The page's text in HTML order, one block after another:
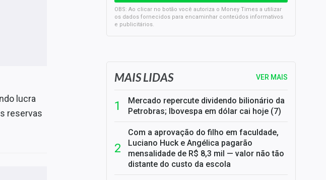
lucra
reservas
OBS: Ao clicar no botão você autoriza o Money Times a utilizar
os dados fornecidos para encaminhar conteúdos informativos
e publicitários.
SELIC em 14%: A repercussão da decisão sobre os JUROS
MAIS LIDAS VER MAIS
Mercado repercute dividendo bilionário da
Petrobras; Ibovespa em dólar cai hoje (7)
Com a aprovação do filho em faculdade,
Luciano Huck e Angélica pagarão
mensalidade de R$ 8,3 mil — valor não tão
distante do custo da escola